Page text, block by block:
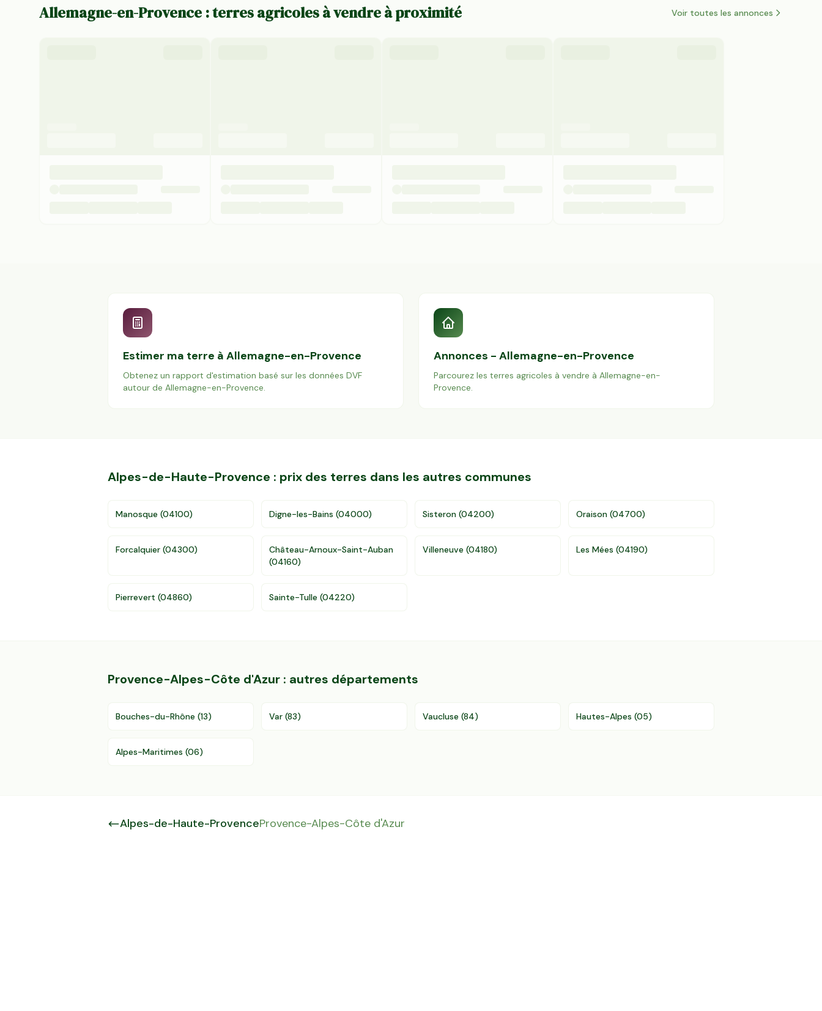
Allemagne-en-Provence : terres agricoles à vendre à proximité Voir toutes les annonces
Estimer ma terre à Allemagne-en-Provence
Obtenez un rapport d'estimation basé sur les données DVF
autour de Allemagne-en-Provence.
Annonces - Allemagne-en-Provence
Parcourez les terres agricoles à vendre à Allemagne-en-
Provence.
Alpes-de-Haute-Provence : prix des terres dans les autres communes
Manosque (04100) Digne-les-Bains (04000) Sisteron (04200) Oraison (04700)
Forcalquier (04300)
Château-Arnoux-Saint-Auban
(04160)
Villeneuve (04180) Les Mées (04190)
Pierrevert (04860) Sainte-Tulle (04220)
Provence-Alpes-Côte d'Azur : autres départements
Bouches-du-Rhône (13) Var (83) Vaucluse (84) Hautes-Alpes (05)
Alpes-Maritimes (06)
Alpes-de-Haute-ProvenceProvence-Alpes-Côte d'Azur